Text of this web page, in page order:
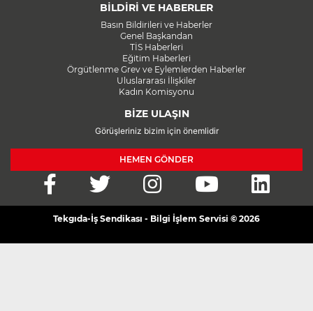
BİLDİRİ VE HABERLER
Basın Bildirileri ve Haberler
Genel Başkandan
TİS Haberleri
Eğitim Haberleri
Örgütlenme Grev ve Eylemlerden Haberler
Uluslararası İlişkiler
Kadın Komisyonu
BİZE ULAŞIN
Görüşleriniz bizim için önemlidir
HEMEN GÖNDER
Tekgıda-İş Sendikası - Bilgi İşlem Servisi © 2026